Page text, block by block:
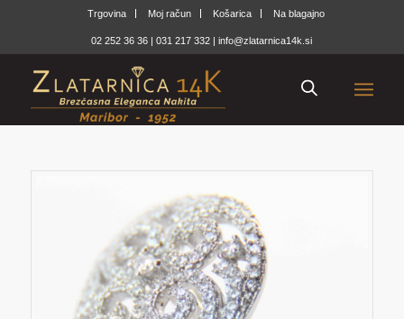
Trgovina Moj račun Košarica Na blagajno
02 252 36 36 |031 217 332 |info@zlatarnica14k.si